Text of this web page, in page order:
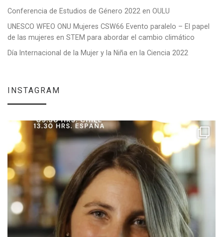
Conferencia de Estudios de Género 2022 en OULU
UNESCO WFEO ONU Mujeres CSW66 Evento paralelo – El papel
de las mujeres en STEM para abordar el cambio climático
Día Internacional de la Mujer y la Niña en la Ciencia 2022
INSTAGRAM